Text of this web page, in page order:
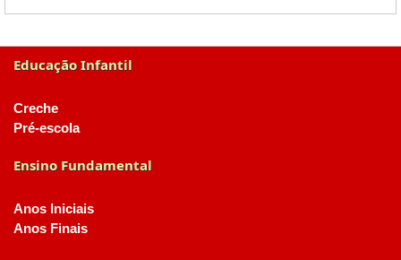
Educação Infantil
Creche
Pré-escola
Ensino Fundamental
Anos Iniciais
Anos Finais